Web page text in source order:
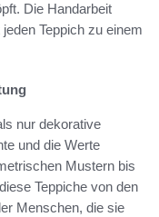
Die Handarbeit
Teppich zu einem
nur dekorative
und die Werte
Mustern bis
Teppiche von den
Menschen, die sie